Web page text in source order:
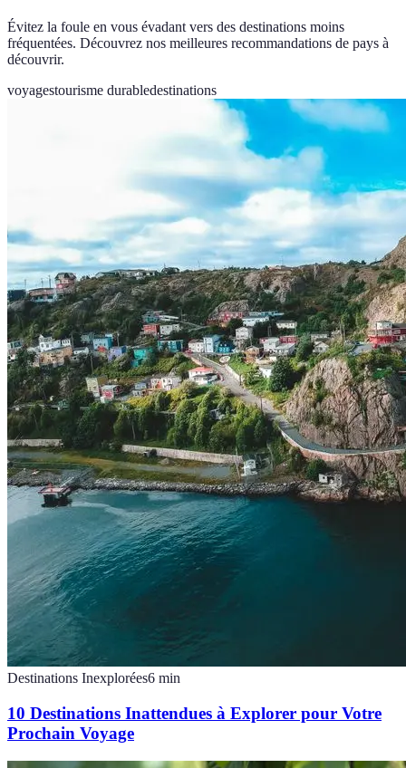
Évitez la foule en vous évadant vers des destinations moins
fréquentées. Découvrez nos meilleures recommandations de pays à
découvrir.
voyagestourisme durabledestinations
Destinations Inexplorées6 min
10 Destinations Inattendues à Explorer pour Votre
Prochain Voyage